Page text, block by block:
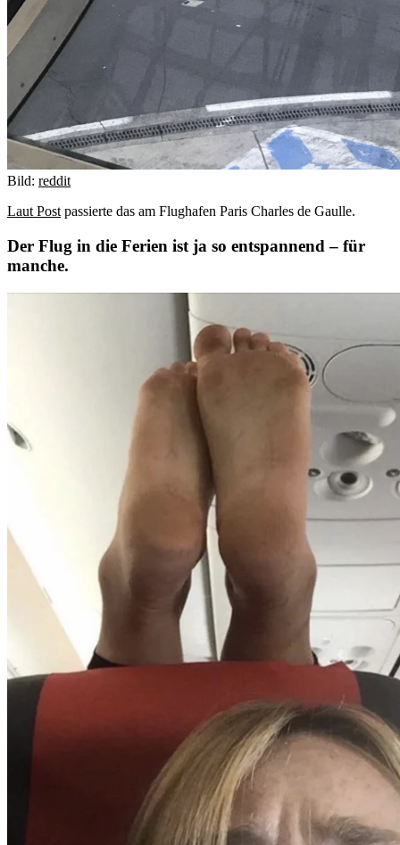
Bild: reddit
Laut Post passierte das am Flughafen Paris Charles de Gaulle.
Der Flug in die Ferien ist ja so entspannend – für
manche.